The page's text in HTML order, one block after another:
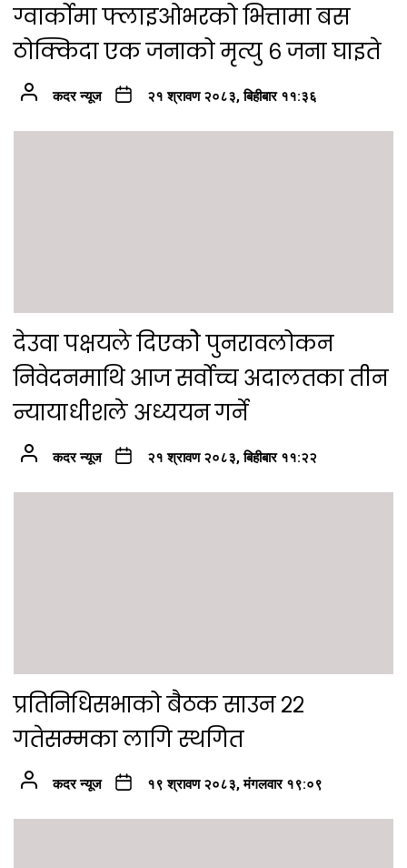
ग्वार्कोमा फ्लाइओभरको भित्तामा बस
ठोक्किदा एक जनाको मृत्यु ६ जना घाइते
कदर न्यूज २१ श्रावण २०८३, बिहीबार ११:३६
देउवा पक्षयले दिएकोे पुनरावलोकन
निवेदनमाथि आज सर्वोच्च अदालतका तीन
न्यायाधीशले अध्ययन गर्ने
कदर न्यूज २१ श्रावण २०८३, बिहीबार ११:२२
प्रतिनिधिसभाको बैठक साउन २२
गतेसम्मका लागि स्थगित
कदर न्यूज १९ श्रावण २०८३, मंगलवार १९:०९